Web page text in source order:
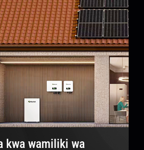
kwa wamiliki wa